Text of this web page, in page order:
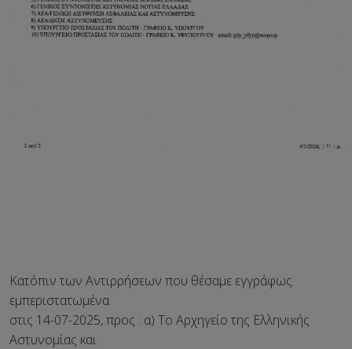
Κατόπιν των Αντιρρήσεων που θέσαμε εγγράφως
εμπεριστατωμένα
στις 14-07-2025, προς : α) Το Αρχηγείο της Ελληνικής
Αστυνομίας και